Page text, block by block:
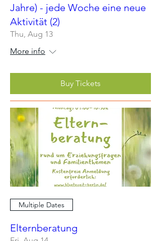
Jahre) - jede Woche eine neue
Aktivität (2)
Thu, Aug 13
More info
Buy Tickets
Multiple Dates
Elternberatung